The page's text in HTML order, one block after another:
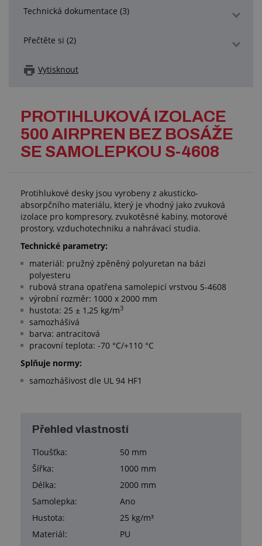
Technická dokumentace (3)
Přečtěte si (2)
Vytisknout
PROTIHLUKOVÁ IZOLACE
500 AIRPREN BEZ BOSÁŽE
SE SAMOLEPKOU S-4608
Protihlukové desky jsou vyrobeny z akusticko-
absorpčního materiálu, který je vhodný jako zvuková
izolace pro kompresory, zvukotěsné kabiny, motorové
prostory, vzduchotechniku a nahrávací studia.
Technické parametry:
materiál: pružný zpěněný polyuretan na bázi
polyesteru
rubová strana opatřena samolepicí vrstvou S-4608
výrobní rozměr: 1000 x 2000 mm
hustota: 25 ± 1,25 kg/m3
samozhášivá
barva: antracitová
pracovní teplota: -70 °C/+110 °C
Splňuje normy:
samozhášivost dle UL 94 HF1
Přehled vlastností
Tloušťka:
50 mm
Šířka:
1000 mm
Délka:
2000 mm
Samolepka:
Ano
Hustota:
25 kg/m³
Materiál:
PU